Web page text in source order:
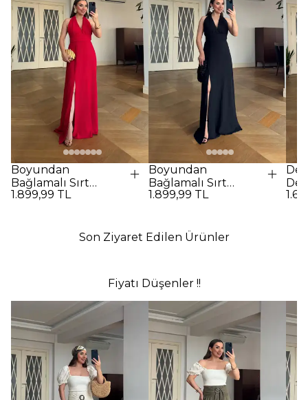
Boyundan
Bağlamalı Sırt
Dekolteli Uzun
1.899,99 TL
Boyundan
Bağlamalı Sırt
Dekolteli Uzun
1.899,99 TL
Son Ziyaret Edilen Ürünler
Fiyatı Düşenler !!